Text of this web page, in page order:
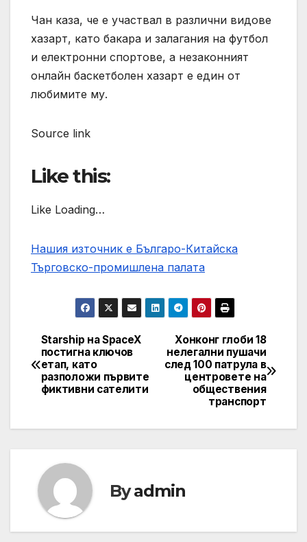
Чан каза, че е участвал в различни видове
хазарт, като бакара и залагания на футбол
и електронни спортове, а незаконният
онлайн баскетболен хазарт е един от
любимите му.
Source link
Like this:
Like Loading…
Нашия източник е Българо-Китайска
Търговско-промишлена палaта
Post
navigation
Хонконг глоби 18
нелегални пушачи
след 100 патрула в
центровете на
обществения
транспорт
Starship на SpaceX
постигна ключов
етап, като
разположи първите
фиктивни сателити
Byadmin